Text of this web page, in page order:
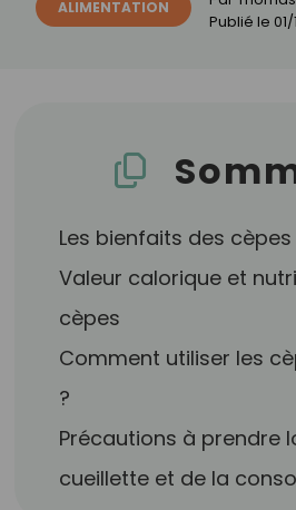
ALIMENTATION
Publié le
Les bienfaits des cèpes
Valeur calorique et
cèpes
Comment utiliser les
?
Précautions à prendre
cueillette et de la